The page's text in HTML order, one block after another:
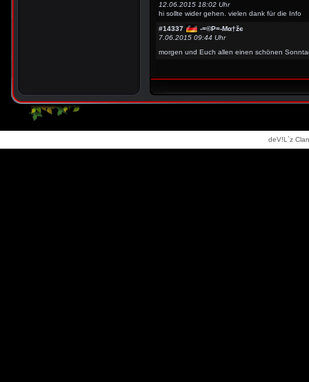
12.06.2015 18:02 Uhr
hi sollte wider gehen. vielen dank für die Info
#14337
-=©P=-Мα†žє
7.06.2015 09:44 Uhr
morgen und Euch allen einen schönen
deV!L`z